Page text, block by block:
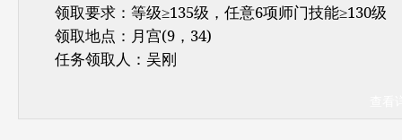
领取要求：等级≥135级，任意6项师门技能≥130级
领取地点：月宫(9，34)
任务领取人：吴刚